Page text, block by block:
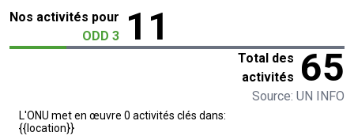
Nos activités pour
ODD 3
11
Total des
activités 65
Source: UN INFO
L'ONU met en œuvre 0 activités clés dans:
{{location}}